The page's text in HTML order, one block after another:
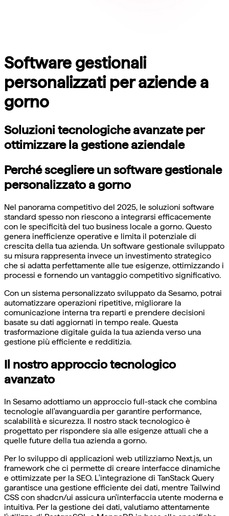
Software gestionali
personalizzati per aziende a
gorno
Soluzioni tecnologiche avanzate per
ottimizzare la gestione aziendale
Perché scegliere un software gestionale
personalizzato a gorno
Nel panorama competitivo del 2025, le soluzioni software
standard spesso non riescono a integrarsi efficacemente
con le specificità del tuo business locale a gorno. Questo
genera inefficienze operative e limita il potenziale di
crescita della tua azienda. Un software gestionale sviluppato
su misura rappresenta invece un investimento strategico
che si adatta perfettamente alle tue esigenze, ottimizzando i
processi e fornendo un vantaggio competitivo significativo.
Con un sistema personalizzato sviluppato da Sesamo, potrai
automatizzare operazioni ripetitive, migliorare la
comunicazione interna tra reparti e prendere decisioni
basate su dati aggiornati in tempo reale. Questa
trasformazione digitale guida la tua azienda verso una
gestione più efficiente e redditizia.
Il nostro approccio tecnologico
avanzato
In Sesamo adottiamo un approccio full-stack che combina
tecnologie all'avanguardia per garantire performance,
scalabilità e sicurezza. Il nostro stack tecnologico è
progettato per rispondere sia alle esigenze attuali che a
quelle future della tua azienda a gorno.
Per lo sviluppo di applicazioni web utilizziamo Next.js, un
framework che ci permette di creare interfacce dinamiche
e ottimizzate per la SEO. L'integrazione di TanStack Query
garantisce una gestione efficiente dei dati, mentre Tailwind
CSS con shadcn/ui assicura un'interfaccia utente moderna e
intuitiva. Per la gestione dei dati, valutiamo attentamente